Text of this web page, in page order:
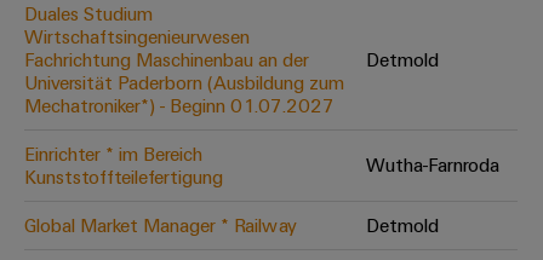
Effizienter
Betrieb
von
Windparks
Assemblierungsservice
Bestückte
Klemmenleisten
Modifizierte
und
bestückte
Duales Studium
Wirtschaftsingenieurwesen
Fachrichtung Maschinenbau an der
Universität Paderborn (Ausbildung zum
Mechatroniker*) - Beginn 01.07.2027
Detmold
Einrichter * im Bereich
Kunststoffteilefertigung
Wutha-Farnroda
Global Market Manager * Railway
Detmold